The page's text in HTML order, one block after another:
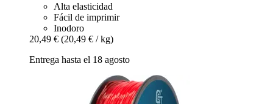
Alta elasticidad
Fácil de imprimir
Inodoro
20,49 € (20,49 € / kg)
Entrega hasta el 18 agosto